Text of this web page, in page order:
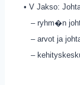
• V Jakso:
– ryhm�n
– arvot ja
–